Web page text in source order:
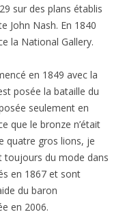
sur des plans établis
John Nash. En 1840
la National Gallery.
en 1849 avec la
posée la bataille du
seulement en
que le bronze n’était
quatre gros lions, je
toujours du mode dans
en 1867 et sont
du baron
en 2006.